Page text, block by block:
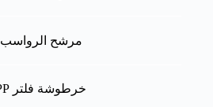
مرشح الرواسب
خرطوشة فلتر PP